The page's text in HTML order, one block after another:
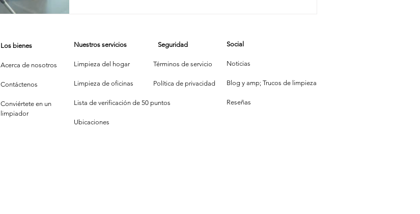
Los bienes
Acerca de nosotros
Contáctenos
Conviértete en un
limpiador
Nuestros servicios
Limpieza del hogar
Limpieza de oficinas
Lista de verificación de 50 puntos
Ubicaciones
Seguridad
Términos de servicio
Política de privacidad
Social
Noticias
Blog y amp; Trucos de limpieza
Reseñas